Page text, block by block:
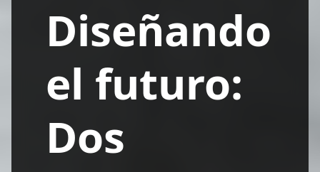
Diseñando
el futuro:
Dos